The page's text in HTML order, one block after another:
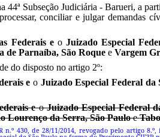
44ª Subseção Judiciária - Barueri, a
conciliar e julgar demandas
Federais eo Juizado Especial
de Parnaíba, São Roque eVargem
do disposto no artigo 2º:
e o Juizado Especial Federal da
eoJuizado Especial Federal
Lourenço da Serra, São Pauloe
n.º 430, de 28/11/2014, revogado pelo artigo